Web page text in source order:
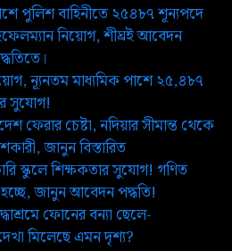
পুলিশ বাহিনীতে ২৫৪৮৭ শূন্যপদে
নিয়োগ, শীঘ্রই আবেদন
ন্যূনতম মাধ্যমিক পাশে ২৫,৪৮৭
সুযোগ!
ফেরার চেষ্টা, নদিয়ার সীমান্ত থেকে
জানুন বিস্তারিত
স্কুলে শিক্ষকতার সুযোগ! গণিত
জানুন আবেদন পদ্ধতি!
ফোনের বন্যা ছেলে-
মিলেছে এমন দৃশ্য?